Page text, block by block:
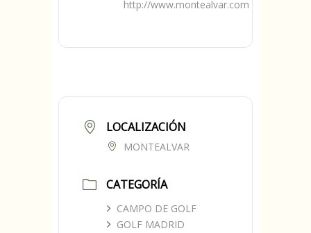
http://www.montealvar.com
LOCALIZACIÓN
MONTEALVAR
CATEGORÍA
CAMPO DE GOLF
GOLF MADRID